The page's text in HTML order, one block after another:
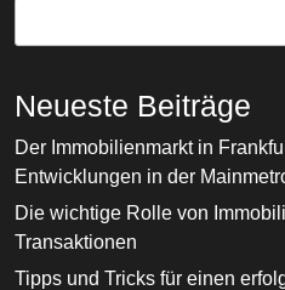
Neueste Beiträge
Der Immobilienmarkt in
Entwicklungen in der
Die wichtige Rolle von
Transaktionen
Tipps und Tricks für einen